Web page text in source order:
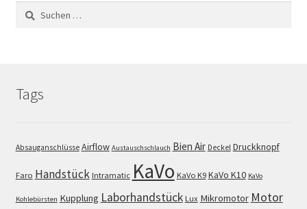
Suchen
nach:
Tags
Absauganschlüsse Airflow Austauschschlauch Bien Air Deckel Druckknopf
Faro Handstück Intramatic KaVo KaVo K9 KaVo K10 KaVo
Kohlebürsten Kupplung Laborhandstück Lux Mikromotor Motor